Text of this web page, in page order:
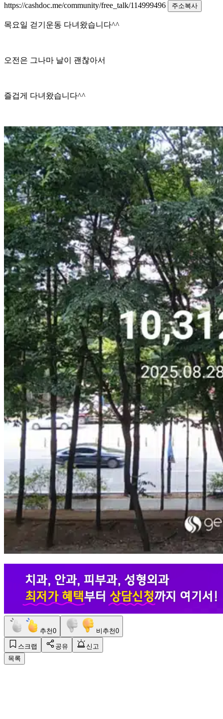
https://cashdoc.me/community/free_talk/114999496
주소복사
목요일 걷기운동 다녀왔습니다^^
오전은 그나마 날이 괜찮아서
즐겁게 다녀왔습니다^^
추천0 비추천0
스크랩 공유
신고
목록